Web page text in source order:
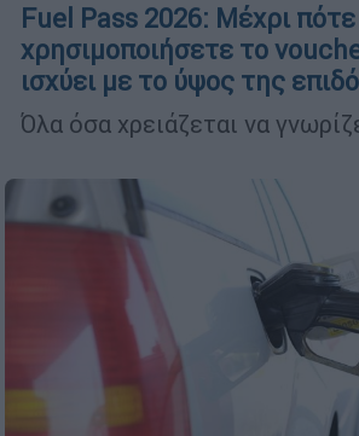
Fuel Pass 2026: Μέχρι
χρησιμοποιήσετε το
ισχύει με το ύψος της
Όλα όσα χρειάζεται να